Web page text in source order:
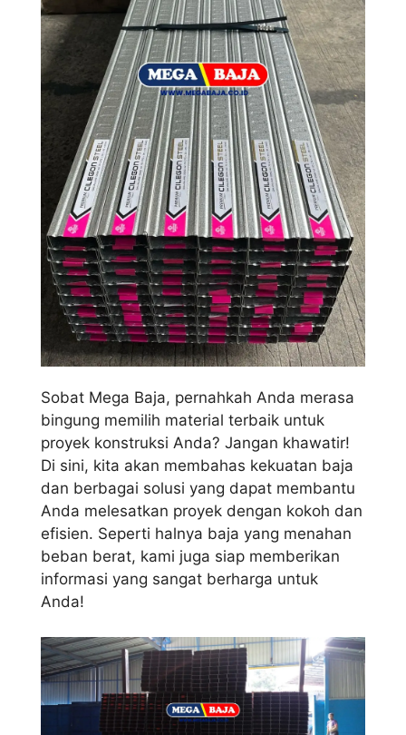
Sobat Mega Baja, pernahkah Anda merasa
bingung memilih material terbaik untuk
proyek konstruksi Anda? Jangan khawatir!
Di sini, kita akan membahas kekuatan baja
dan berbagai solusi yang dapat membantu
Anda melesatkan proyek dengan kokoh dan
efisien. Seperti halnya baja yang menahan
beban berat, kami juga siap memberikan
informasi yang sangat berharga untuk
Anda!